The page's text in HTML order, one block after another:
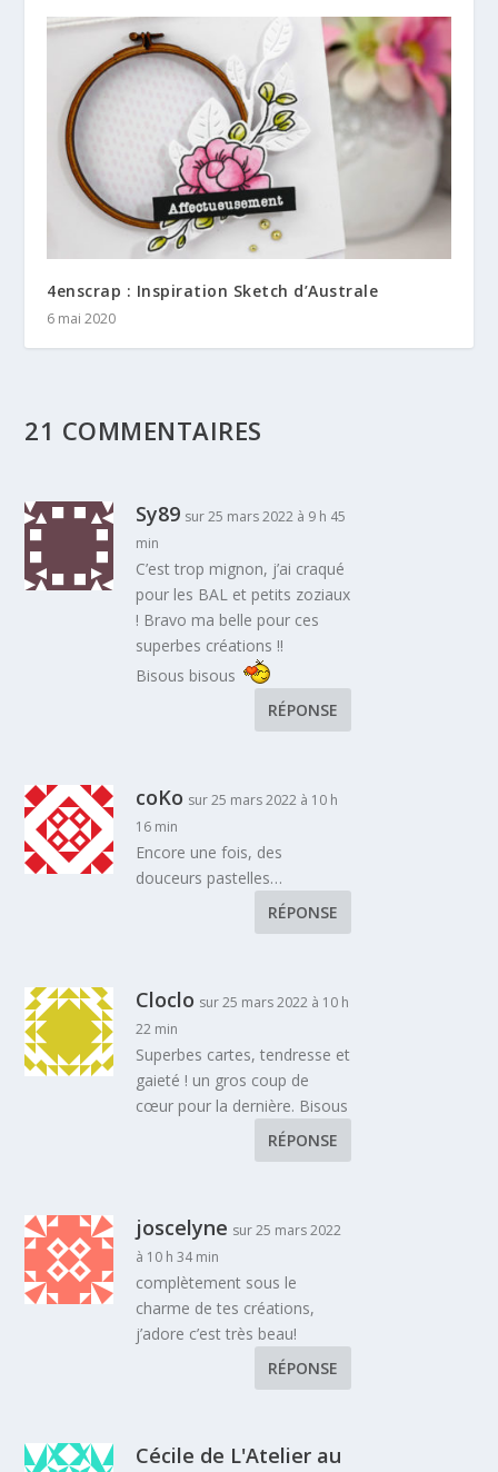
4enscrap : Inspiration Sketch d’Australe
6 mai 2020
21 COMMENTAIRES
Sy89 sur 25 mars 2022 à 9 h 45
min
C’est trop mignon, j’ai craqué
pour les BAL et petits zoziaux
! Bravo ma belle pour ces
superbes créations !!
Bisous bisous
RÉPONSE
coKo sur 25 mars 2022 à 10 h
16 min
Encore une fois, des
douceurs pastelles…
RÉPONSE
Cloclo sur 25 mars 2022 à 10 h
22 min
Superbes cartes, tendresse et
gaieté ! un gros coup de
cœur pour la dernière. Bisous
RÉPONSE
joscelyne sur 25 mars 2022
à 10 h 34 min
complètement sous le
charme de tes créations,
j’adore c’est très beau!
RÉPONSE
Cécile de L'Atelier au